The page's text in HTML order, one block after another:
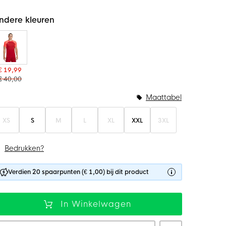
kleuren
19,99
40,00
XS S M L XL XXL 3XL
Maattabel
Bedrukken?
Verdien 20 spaarpunten (€ 1,00) bij dit product
In Winkelwagen